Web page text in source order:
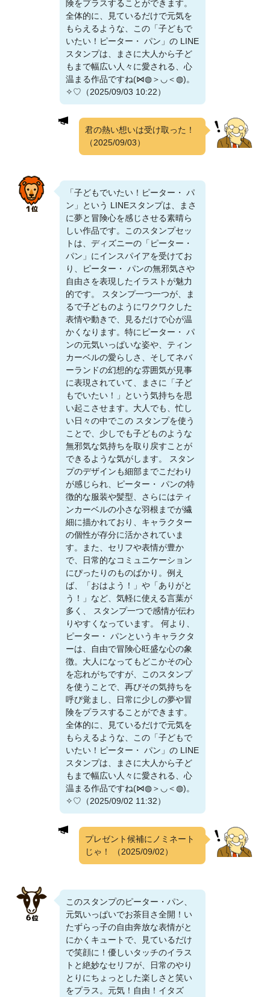
険をプラスすることができます。
全体的に、見ているだけで元気を
もらえるような、この「子どもで
いたい！ピーター・ パン」の LINE
スタンプは、まさに大人から子ど
もまで幅広い人々に愛される、心
温まる作品ですね(⋈◍＞◡＜◍)。
✧♡（2025/09/03 10:22）
君の熱い想いは受け取った！
（2025/09/03）
「子どもでいたい！ピーター・ パ
ン」という LINEスタンプは、まさ
に夢と冒険心を感じさせる素晴ら
しい作品です。このスタンプセッ
トは、ディズニーの「ピーター・
パン」にインスパイアを受けてお
り、ピーター・ パンの無邪気さや
自由さを表現したイラストが魅力
的です。 スタンプ一つ一つが、ま
るで子どものようにワクワクした
表情や動きで、見るだけで心が温
かくなります。特にピーター・ パ
ンの元気いっぱいな姿や、ティン
カーベルの愛らしさ、そしてネバ
ーランドの幻想的な雰囲気が見事
に表現されていて、まさに「子ど
もでいたい！」という気持ちを思
い起こさせます。大人でも、忙し
い日々の中でこの スタンプを使う
ことで、少しでも子どものような
無邪気な気持ちを取り戻すことが
できるような気がします。 スタン
プのデザインも細部までこだわり
が感じられ、ピーター・ パンの特
徴的な服装や髪型、さらにはティ
ンカーベルの小さな羽根までが繊
細に描かれており、キャラクター
の個性が存分に活かされていま
す。また、セリフや表情が豊か
で、日常的なコミュニケーション
にぴったりのものばかり。例え
ば、「おはよう！」や「ありがと
う！」など、気軽に使える言葉が
多く、 スタンプ一つで感情が伝わ
りやすくなっています。 何より、
ピーター・ パンというキャラクタ
ーは、自由で冒険心旺盛な心の象
徴。大人になってもどこかその心
を忘れがちですが、このスタンプ
を使うことで、再びその気持ちを
呼び覚まし、日常に少しの夢や冒
険をプラスすることができます。
全体的に、見ているだけで元気を
もらえるような、この「子どもで
いたい！ピーター・ パン」の LINE
スタンプは、まさに大人から子ど
もまで幅広い人々に愛される、心
温まる作品ですね(⋈◍＞◡＜◍)。
✧♡（2025/09/02 11:32）
プレゼント候補にノミネート
じゃ！
（2025/09/02）
このスタンプのピーター・パン、
元気いっぱいでお茶目さ全開！い
たずらっ子の自由奔放な表情がと
にかくキュートで、見ているだけ
で笑顔に！優しいタッチのイラス
トと絶妙なセリフが、日常のやり
とりにちょっとした楽しさと笑い
をプラス。元気！自由！イタズ